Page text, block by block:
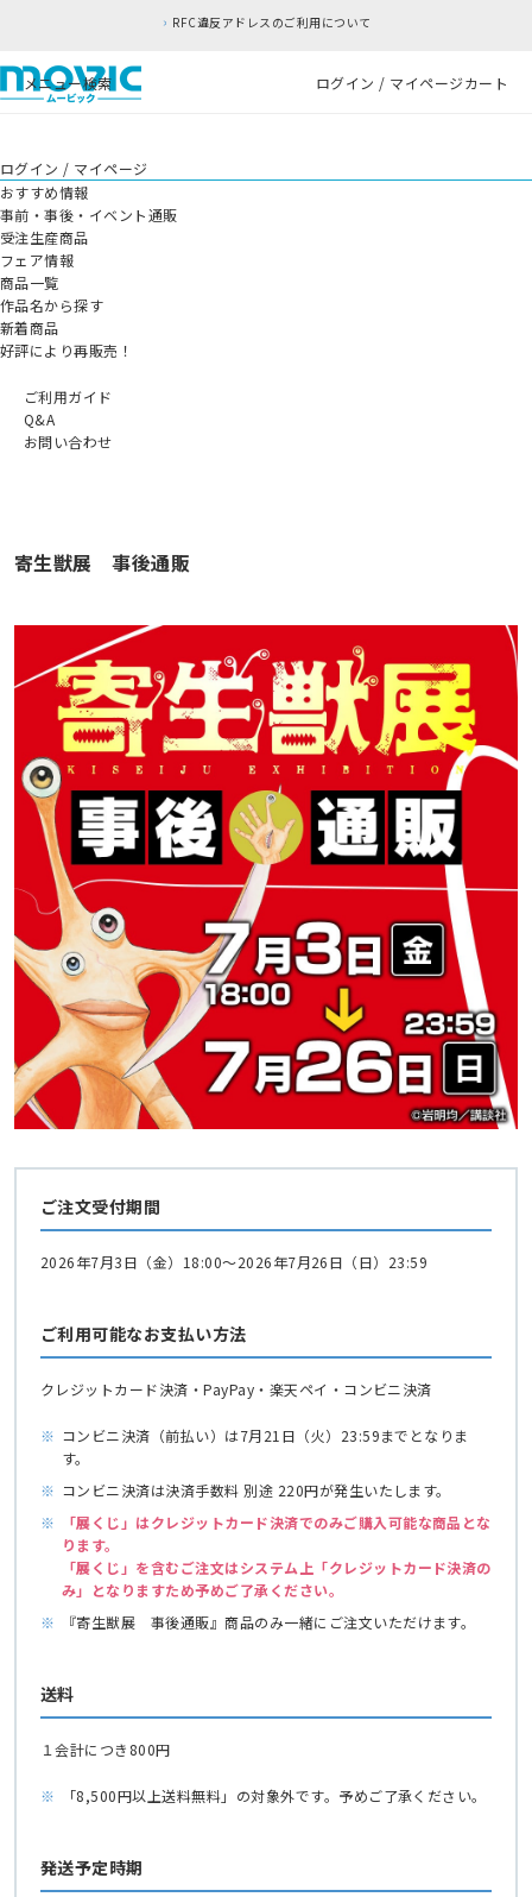
RFC違反アドレスのご利用について
メニュー検索 ログイン / マイページカート
ログイン / マイページ
おすすめ情報
事前・事後・イベント通販
受注生産商品
フェア情報
商品一覧
作品名から探す
新着商品
好評により再販売！
ご利用ガイド
Q&A
お問い合わせ
寄生獣展 事後通販
ご注文受付期間
2026年7月3日（金）18:00～2026年7月26日（日）23:59
ご利用可能なお支払い方法
クレジットカード決済・PayPay・楽天ペイ・コンビニ決済
※ コンビニ決済（前払い）は7月21日（火）23:59までとなりま
す。
※ コンビニ決済は決済手数料 別途 220円が発生いたします。
※
「展くじ」はクレジットカード決済でのみご購入可能な商品とな
ります。
「展くじ」を含むご注文はシステム上「クレジットカード決済の
み」となりますため予めご了承ください。
※
『寄生獣展 事後通販』商品のみ一緒にご注文いただけます。
送料
１会計につき800円
※ 「8,500円以上送料無料」の対象外です。予めご了承ください。
発送予定時期